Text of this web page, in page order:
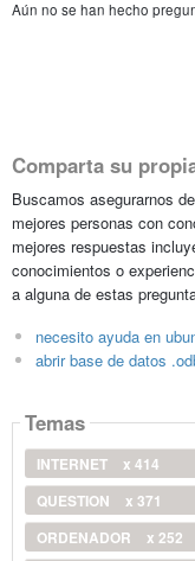
Aún no se han hecho
Comparta su
Buscamos asegurarnos
mejores personas con
mejores respuestas
conocimientos o
a alguna de estas
necesito ayuda en
abrir base de datos
Temas
INTERNET
x 414
QUESTION
x 371
ORDENADOR
x 252